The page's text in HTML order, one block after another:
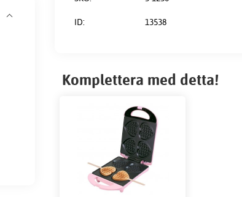
ID: 13538
Komplettera med detta!